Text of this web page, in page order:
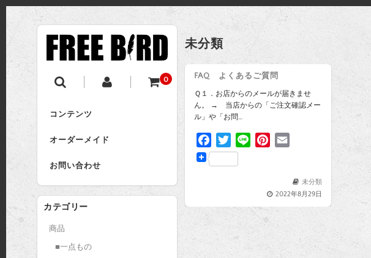
0
コンテンツ
オーダーメイド
お問い合わせ
未分類
FAQ よくあるご質問
Ｑ１．お店からのメールが届きませ
ん。 → 当店からの「ご注文確認メー
ル」や「お問…
a
c
o
w
i
e
e
s
l
未分類
2022年8月29日
カテゴリー
商品
■一点もの